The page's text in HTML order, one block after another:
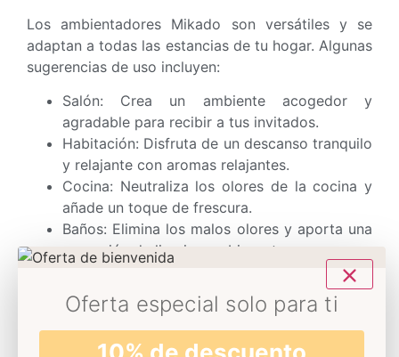
Los ambientadores Mikado son versátiles y se
adaptan a todas las estancias de tu hogar. Algunas
sugerencias de uso incluyen:
Salón: Crea un ambiente acogedor y
agradable para recibir a tus invitados.
Habitación: Disfruta de un descanso tranquilo
y relajante con aromas relajantes.
Cocina: Neutraliza los olores de la cocina y
añade un toque de frescura.
Baños: Elimina los malos olores y aporta una
sensación de limpieza y bienestar.
Además, también puedes utilizar los
ambientadores Mikado en recibidores, armarios,
cajones, e incluso en el jardín, para crear un
ambiente agradable en cada rincón de tu hogar y
Oferta especial solo para ti